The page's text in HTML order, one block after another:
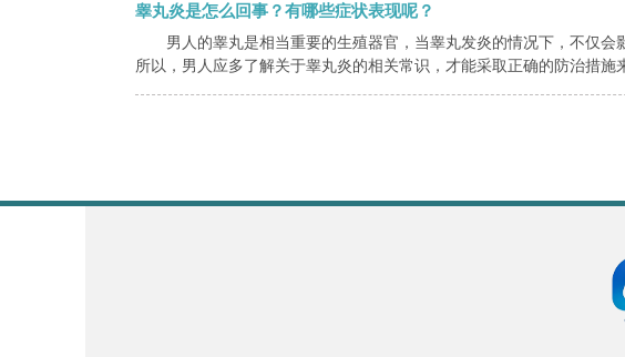
睾丸炎是怎么回事？有哪些症状表现呢？
男人的睾丸是相当重要的生殖器官，当睾丸发炎的情况下，不仅会
所以，男人应多了解关于睾丸炎的相关常识，才能采取正确的防治措施